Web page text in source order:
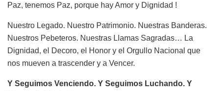
Paz, tenemos Paz, porque hay Amor y Dignidad !
Nuestro Legado. Nuestro Patrimonio. Nuestras Banderas.
Nuestros Pebeteros. Nuestras Llamas Sagradas… La
Dignidad, el Decoro, el Honor y el Orgullo Nacional que
nos mueven a trascender y a Vencer.
Y Seguimos Venciendo. Y Seguimos Luchando. Y